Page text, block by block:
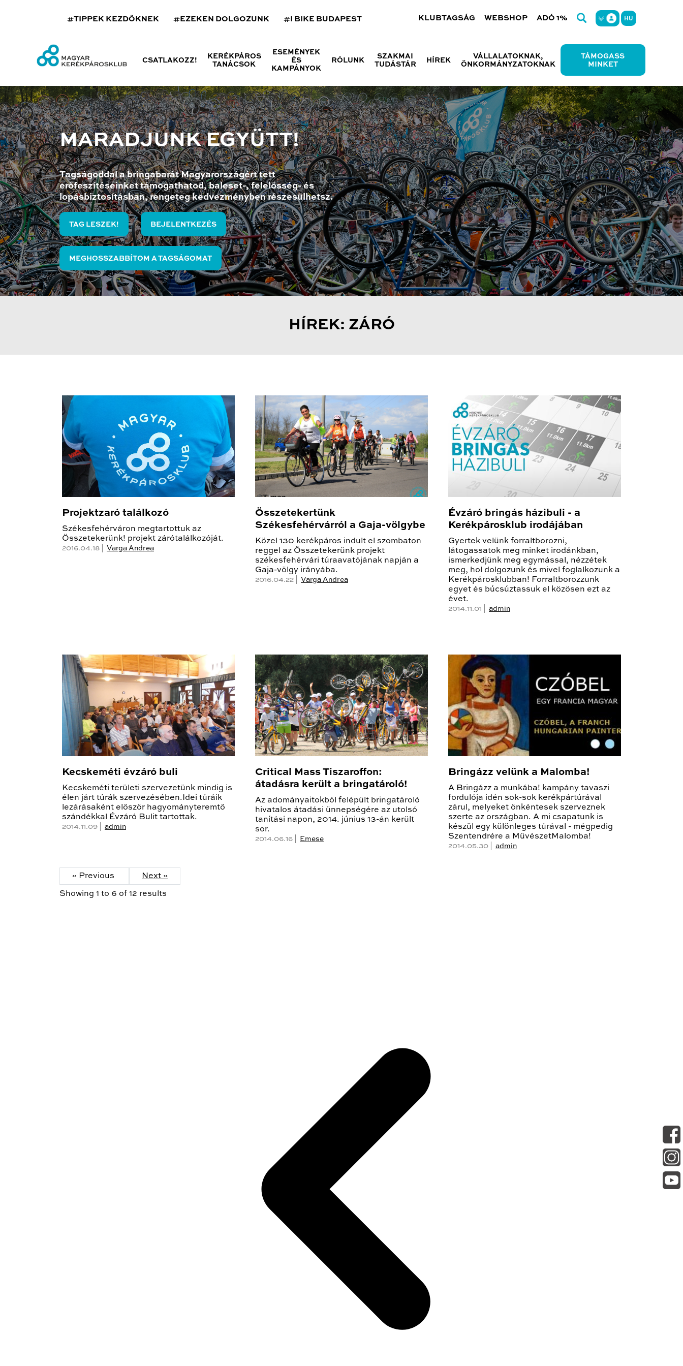
#TIPPEK KEZDŐKNEK #EZEKEN DOLGOZUNK #I BIKE BUDAPEST KLUBTAGSÁG WEBSHOP ADÓ 1% HU
CSATLAKOZZ!
KERÉKPÁROS
TANÁCSOK
ESEMÉNYEK
ÉS
KAMPÁNYOK
RÓLUNK
SZAKMAI
TUDÁSTÁR
HÍREK
VÁLLALATOKNAK,
ÖNKORMÁNYZATOKNAK
TÁMOGASS
MINKET
MARADJUNK EGYÜTT!
Tagságoddal a bringabarát Magyarországért tett
erőfeszítéseinket támogathatod, baleset-, felelősség- és
lopásbiztosításban, rengeteg kedvezményben részesülhetsz.
TAG LESZEK! BEJELENTKEZÉS
MEGHOSSZABBÍTOM A TAGSÁGOMAT
HÍREK: ZÁRÓ
Projektzaró találkozó
Székesfehérváron megtartottuk az
Összetekerünk! projekt zárótalálkozóját.
2016.04.18 | Varga Andrea
Összetekertünk
Székesfehérvárról a Gaja-völgybe
Közel 130 kerékpáros indult el szombaton
reggel az Összetekerünk projekt
székesfehérvári túraavatójának napján a
Gaja-völgy irányába.
2016.04.22 | Varga Andrea
Évzáró bringás házibuli - a
Kerékpárosklub irodájában
Gyertek velünk forraltborozni,
látogassatok meg minket irodánkban,
ismerkedjünk meg egymással, nézzétek
meg, hol dolgozunk és mivel foglalkozunk a
Kerékpárosklubban! Forraltborozzunk
egyet és búcsúztassuk el közösen ezt az
évet.
2014.11.01 | admin
Kecskeméti évzáró buli
Kecskeméti területi szervezetünk mindig is
élen járt túrák szervezésében.Idei túráik
lezárásaként először hagyományteremtő
szándékkal Évzáró Bulit tartottak.
2014.11.09 | admin
Critical Mass Tiszaroffon:
átadásra került a bringatároló!
Az adományaitokból felépült bringatároló
hivatalos átadási ünnepségére az utolsó
tanítási napon, 2014. június 13-án került
sor.
2014.06.16 | Emese
Bringázz velünk a Malomba!
A Bringázz a munkába! kampány tavaszi
fordulója idén sok-sok kerékpártúrával
zárul, melyeket önkéntesek szerveznek
szerte az országban. A mi csapatunk is
készül egy különleges túrával - mégpedig
Szentendrére a MűvészetMalomba!
2014.05.30 | admin
« Previous Next »
Showing 1 to 6 of 12 results